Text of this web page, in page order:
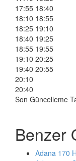
17:55 18:40
18:10 18:55
18:25 19:10
18:40 19:25
18:55 19:55
19:10 20:25
19:40 20:55
20:10
20:40
Son Güncelleme
Benzer
Adana 170